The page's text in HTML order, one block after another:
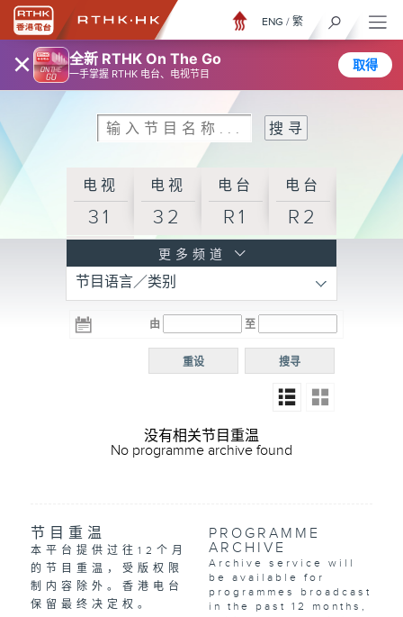
× 全新 RTHK On The Go
一手掌握 RTHK 电台、电视节目
取得
ENG / 繁
电视
31
电视
32
电台
R1
电台
R2
R3
电台 电台
R5
电台
普通
更多频道
节目语言／类别
由 至
搜寻
重设
没有相关节目重温
No programme archive found
节目重温
本平台提供过往12个月
的节目重温，受版权限
制内容除外。香港电台
保留最终决定权。
PROGRAMME
ARCHIVE
Archive service will
be available for
programmes broadcast
in the past 12 months,